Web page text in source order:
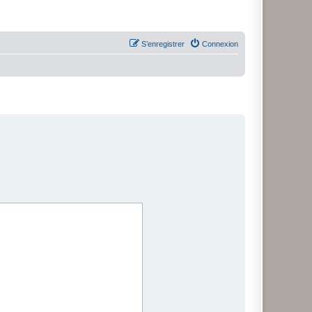
Connexion
S’enregistrer